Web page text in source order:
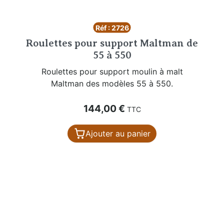
Réf : 2726
Roulettes pour support Maltman de
55 à 550
Roulettes pour support moulin à malt
Maltman des modèles 55 à 550.
Prix
144,00 € TTC
Ajouter au panier